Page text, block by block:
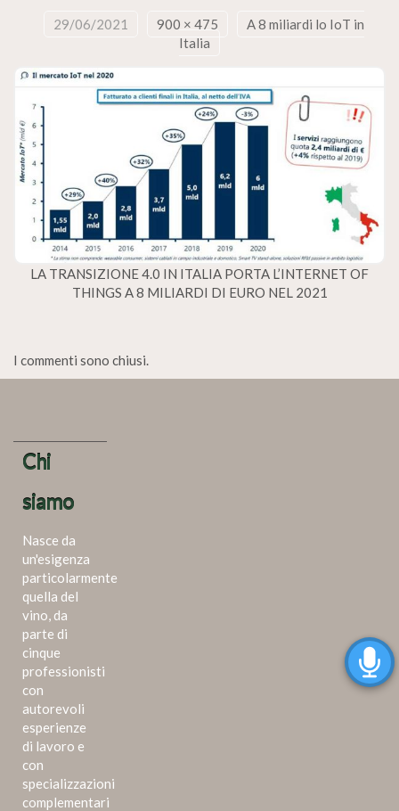
29/06/2021 900 × 475
A 8 miliardi lo IoT in
Italia
LA TRANSIZIONE 4.0 IN ITALIA PORTA L’INTERNET OF
THINGS A 8 MILIARDI DI EURO NEL 2021
I commenti sono chiusi.
Chi
siamo
Nasce da
un'esigenza
particolarmente
quella del
vino, da
parte di
cinque
professionisti
con
autorevoli
esperienze
di lavoro e
con
specializzazioni
complementari